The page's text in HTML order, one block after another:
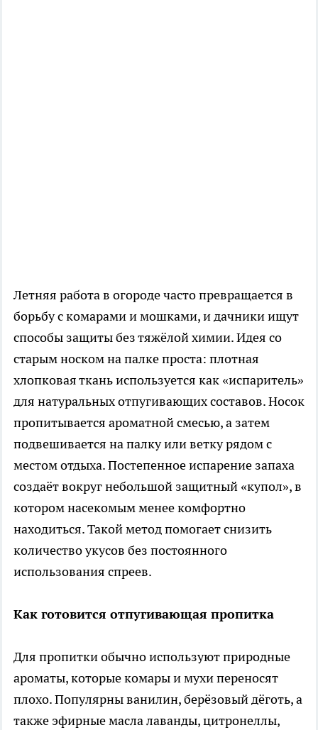
Летняя работа в огороде часто превращается в
борьбу с комарами и мошками, и дачники ищут
способы защиты без тяжёлой химии. Идея со
старым носком на палке проста: плотная
хлопковая ткань используется как «испаритель»
для натуральных отпугивающих составов. Носок
пропитывается ароматной смесью, а затем
подвешивается на палку или ветку рядом с
местом отдыха. Постепенное испарение запаха
создаёт вокруг небольшой защитный «купол», в
котором насекомым менее комфортно
находиться. Такой метод помогает снизить
количество укусов без постоянного
использования спреев.
Как готовится отпугивающая пропитка
Для пропитки обычно используют природные
ароматы, которые комары и мухи переносят
плохо. Популярны ванилин, берёзовый дёготь, а
также эфирные масла лаванды, цитронеллы,